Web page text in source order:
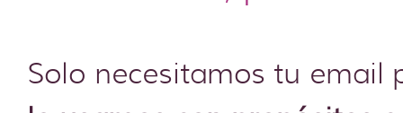
Solo necesitamos tu